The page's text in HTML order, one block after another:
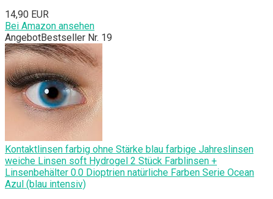
14,90 EUR
Bei Amazon ansehen
AngebotBestseller Nr. 19
Kontaktlinsen farbig ohne Stärke blau farbige Jahreslinsen
weiche Linsen soft Hydrogel 2 Stück Farblinsen +
Linsenbehälter 0.0 Dioptrien natürliche Farben Serie Ocean
Azul (blau intensiv)